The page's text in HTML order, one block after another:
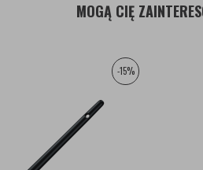
MOGĄ CIĘ
-15%